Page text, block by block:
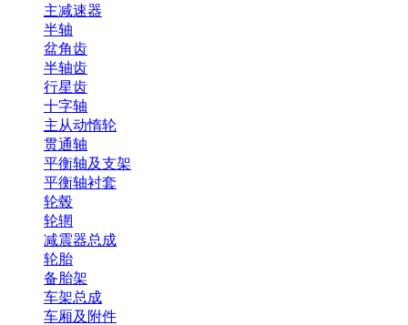
主减速器
半轴
盆角齿
半轴齿
行星齿
十字轴
主从动惰轮
贯通轴
平衡轴及支架
平衡轴衬套
轮毂
轮辋
减震器总成
轮胎
备胎架
车架总成
车厢及附件